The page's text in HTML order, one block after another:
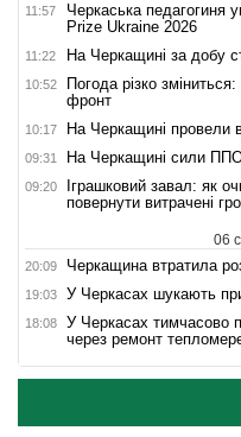
11:57
Черкаська педагогиня
Prize Ukraine 2026
11:22 На Черкащині за добу
10:52
Погода різко
фронт
10:17 На Черкащині провели
09:31 На Черкащині сили ППО
09:20
Іграшковий завал: як
повернути витрачені
06
20:09 Черкащина втратила
19:03 У Черкасах шукають
18:08
У Черкасах тимчасово
через ремонт